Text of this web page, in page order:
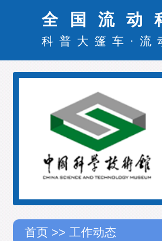
全国流动
科普大篷车 · 流
首页 >> 工作动态